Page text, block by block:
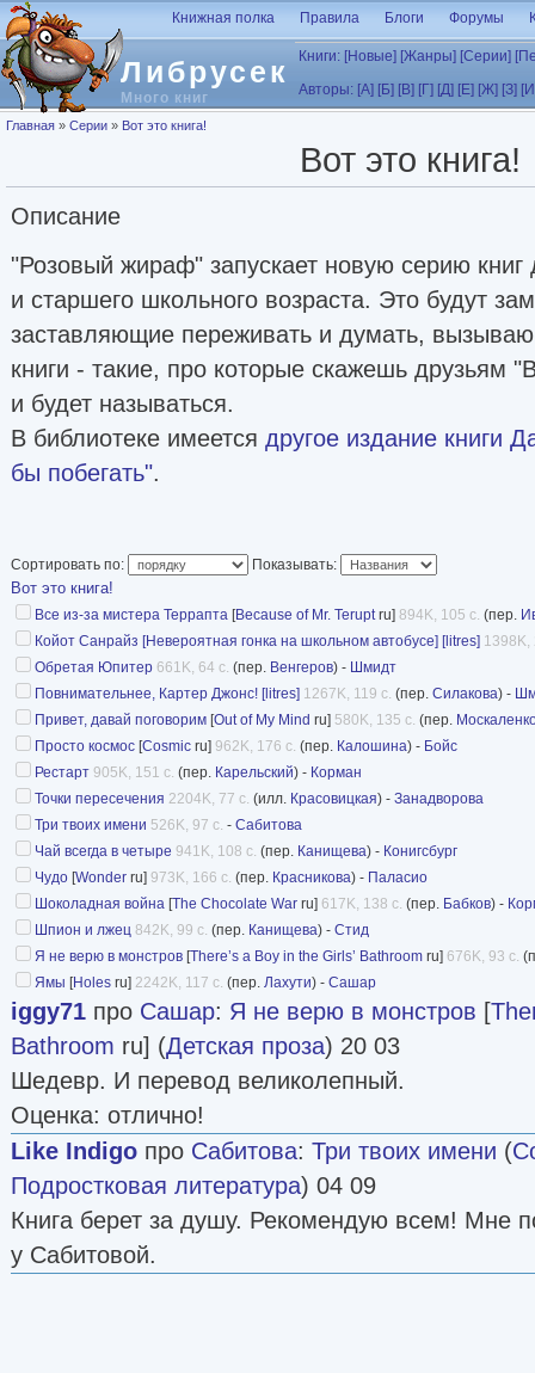
Перейти к основному содержанию
Либрусек
Много книг
Книжная полка Правила Блоги Форумы
Книги: [Новые] [Жанры] [Серии]
Авторы: [А] [Б] [В] [Г] [Д] [Е] [Ж] [З]
Вы здесь
Главная » Серии » Вот это книга!
Вот это книга!
Описание
"Розовый жираф" запускает новую серию книг
и старшего школьного возраста. Это будут
заставляющие переживать и думать,
книги - такие, про которые скажешь друзьям
и будет называться.
В библиотеке имеется другое издание книги
бы побегать".
Сортировать по: Показывать:
Вот это книга!
Все из-за мистера Террапта [Because of Mr. Teruptru] 894K, 105 с. (пер.
Койот Санрайз [Невероятная гонка на школьном автобусе] [litres] 1398K,
Обретая Юпитер 661K, 64 с. (пер. Венгеров) - Шмидт
Повнимательнее, Картер Джонс! [litres] 1267K, 119 с. (пер. Силакова) -
Привет, давай поговорим [Out of My Mind ru] 580K, 135 с. (пер.
Просто космос [Cosmic ru] 962K, 176 с. (пер. Калошина) - Бойс
Рестарт 905K, 151 с. (пер. Карельский) - Корман
Точки пересечения 2204K, 77 с. (илл. Красовицкая) - Занадворова
Три твоих имени 526K, 97 с. - Сабитова
Чай всегда в четыре 941K, 108 с. (пер. Канищева) - Конигсбург
Чудо [Wonder ru] 973K, 166 с. (пер. Красникова) - Паласио
Шоколадная война [The Chocolate War ru] 617K, 138 с. (пер. Бабков) -
Шпион и лжец 842K, 99 с. (пер. Канищева) - Стид
Я не верю в монстров [There’s a Boy in the Girls’ Bathroom ru] 676K, 93 с.
Ямы [Holes ru] 2242K, 117 с. (пер. Лахути) - Сашар
iggy71 про Сашар: Я не верю в монстров [
Bathroom ru] (Детская проза) 20 03
Шедевр. И перевод великолепный.
Оценка: отлично!
Like Indigo про Сабитова: Три твоих имени (
Подростковая литература) 04 09
Книга берет за душу. Рекомендую всем! Мне
у Сабитовой.